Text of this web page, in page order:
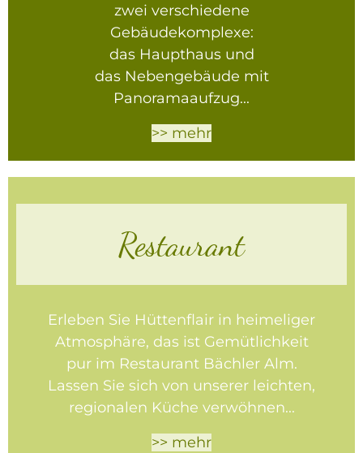
zwei verschiedene
Gebäudekomplexe:
das Haupthaus und
das Nebengebäude mit
Panoramaaufzug...
>> mehr
Restaurant
Erleben Sie Hüttenflair in heimeliger
Atmosphäre, das ist Gemütlichkeit
pur im Restaurant Bächler Alm.
Lassen Sie sich von unserer leichten,
regionalen Küche verwöhnen...
>> mehr